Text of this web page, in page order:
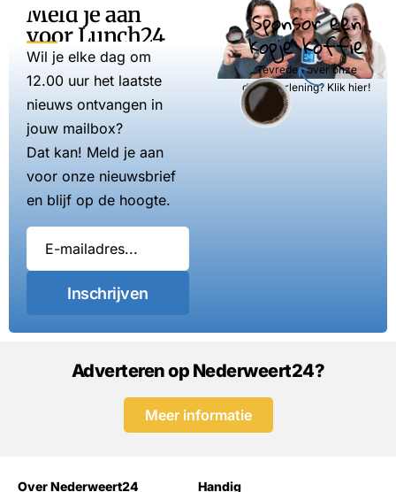
Meld je aan
voor Lunch24
Wil je elke dag om
12.00 uur het laatste
nieuws ontvangen in
jouw mailbox?
Dat kan! Meld je aan
voor onze nieuwsbrief
en blijf op de hoogte.
Inschrijven
Sponsor een
kopje koffie
Tevreden over onze
dienstverlening? Klik hier!
Adverteren op Nederweert24?
Meer informatie
Over Nederweert24 Handig